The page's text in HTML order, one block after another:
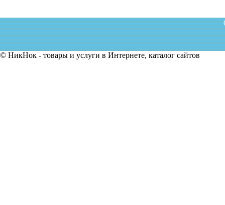
© НикНок - товары и услуги в Интернете, каталог сайтов